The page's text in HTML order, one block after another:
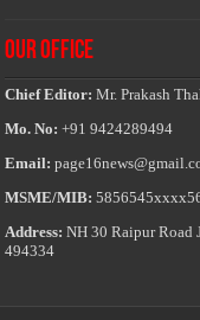
OUR OFFICE
Chief Editor:Mr. Prakash
Mo. No: +91 9424289494
Email:
MSME/MIB:
Address: NH 30 Raipur Road
494334